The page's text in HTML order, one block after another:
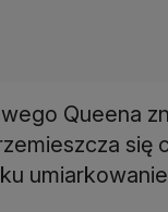
Queena
się